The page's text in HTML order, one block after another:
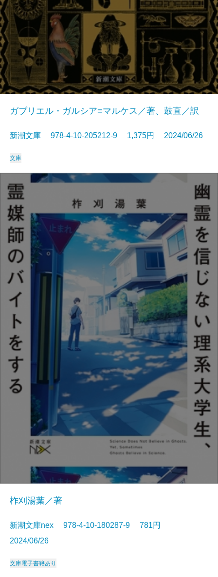
ガブリエル・ガルシア=マルケス／著、鼓直／訳
新潮文庫 978-4-10-205212-9 1,375円 2024/06/26
文庫
柞刈湯葉／著
新潮文庫nex 978-4-10-180287-9 781円
2024/06/26
文庫電子書籍あり